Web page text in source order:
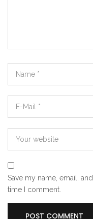
Save my name, email,
time I comment.